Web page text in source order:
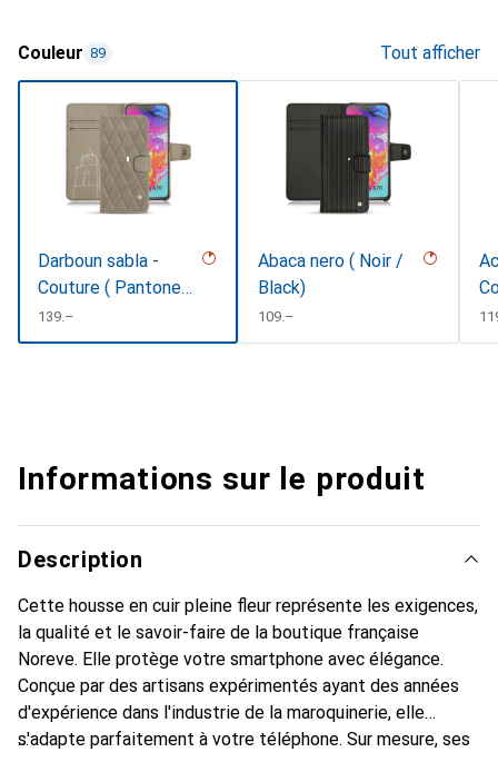
Couleur 89 Tout afficher
Darboun sabla -
Couture ( Pantone
#BCB1A1 )
CHF
139.–
Abaca nero ( Noir /
Black)
CHF
109.–
Informations sur le produit
Description
Cette housse en cuir pleine fleur représente les exigences,
la qualité et le savoir-faire de la boutique française
Noreve. Elle protège votre smartphone avec élégance.
Conçue par des artisans expérimentés ayant des années
d'expérience dans l'industrie de la maroquinerie, elle
s'adapte parfaitement à votre téléphone. Sur mesure, ses